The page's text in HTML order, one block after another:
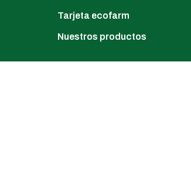
Tarjeta ecofarm
Nuestros productos